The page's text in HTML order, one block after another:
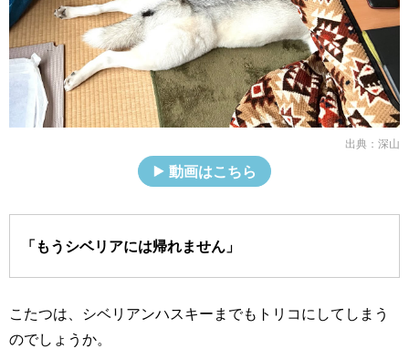
出典： 深山
動画はこちら
「もうシベリアには帰れません」
こたつは、シベリアンハスキーまでもトリコにしてしまう
のでしょうか。